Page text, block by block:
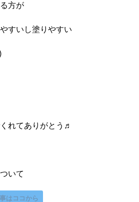
方が
すいし塗りやすい
れてありがとう♬
いて
はココから